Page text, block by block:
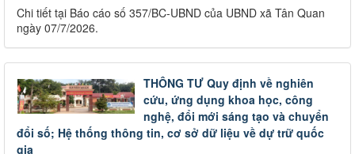
Chi tiết tại Báo cáo số 357/BC-UBND của UBND xã Tân Quan
ngày 07/7/2026.
THÔNG TƯ Quy định về nghiên
cứu, ứng dụng khoa học, công
nghệ, đổi mới sáng tạo và chuyển
đổi số; Hệ thống thông tin, cơ sở dữ liệu về dự trữ quốc
gia